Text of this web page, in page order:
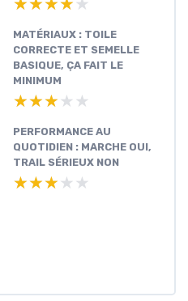
MATÉRIAUX : TOILE
CORRECTE ET SEMELLE
BASIQUE, ÇA FAIT LE
MINIMUM
★★★★★
★★★★★
PERFORMANCE AU
QUOTIDIEN : MARCHE OUI,
TRAIL SÉRIEUX NON
★★★★★
★★★★★